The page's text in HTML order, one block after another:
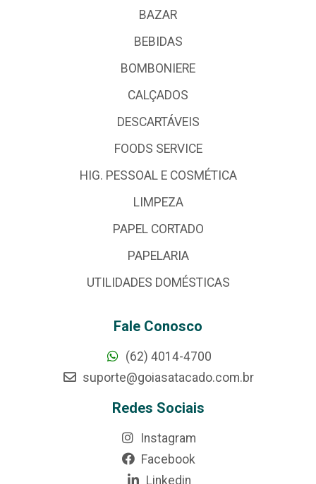
BAZAR
BEBIDAS
BOMBONIERE
CALÇADOS
DESCARTÁVEIS
FOODS SERVICE
HIG. PESSOAL E COSMÉTICA
LIMPEZA
PAPEL CORTADO
PAPELARIA
UTILIDADES DOMÉSTICAS
Fale Conosco
(62) 4014-4700
suporte@goiasatacado.com.br
Redes Sociais
Instagram
Facebook
Linkedin